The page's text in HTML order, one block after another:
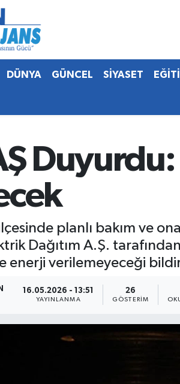
DÜNYA GÜNCEL SİYASET
ilçesinde planlı bakım ve
Dağıtım A.Ş.
enerji verilemeyeceği
16.05.2026 - 13:51
YAYINLANMA
26
GÖSTERIM
Fikstür